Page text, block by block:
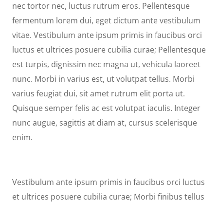
nec tortor nec, luctus rutrum eros. Pellentesque
fermentum lorem dui, eget dictum ante vestibulum
vitae. Vestibulum ante ipsum primis in faucibus orci
luctus et ultrices posuere cubilia curae; Pellentesque
est turpis, dignissim nec magna ut, vehicula laoreet
nunc. Morbi in varius est, ut volutpat tellus. Morbi
varius feugiat dui, sit amet rutrum elit porta ut.
Quisque semper felis ac est volutpat iaculis. Integer
nunc augue, sagittis at diam at, cursus scelerisque
enim.
Vestibulum ante ipsum primis in faucibus orci luctus
et ultrices posuere cubilia curae; Morbi finibus tellus